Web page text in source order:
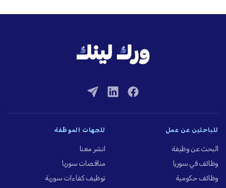
للباحثين عن عمل
البحث عن وظيفة
وظائف في سوريا
وظائف حكومية
للجهات الموظِّفة
انشر معنا
مناقصات سوريا
توظيف كفاءات سورية